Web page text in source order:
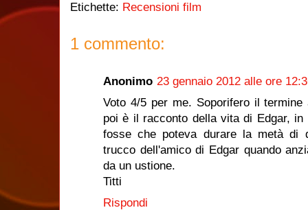
Etichette: Recensioni film
1 commento:
Anonimo 23 gennaio 2012 alle ore
Voto 4/5 per me. Soporifero il
poi è il racconto della vita di Edgar,
fosse che poteva durare la metà di
trucco dell'amico di Edgar quando
da un ustione.
Titti
Rispondi